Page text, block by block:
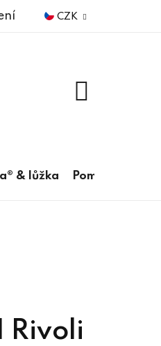
CZK
& lůžka Pomůcky
Rivoli